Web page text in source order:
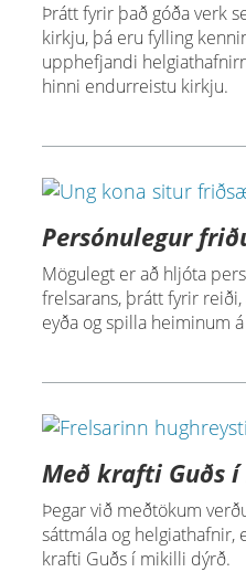
Þrátt fyrir það góða verk
kirkju, þá eru fylling
upphefjandi
hinni endurreistu kirkju.
Persónulegur
Mögulegt er að hljóta
frelsarans, þrátt fyrir
eyða og spilla heiminum
Með krafti Guðs
Þegar við meðtökum
sáttmála og helgiathafnir,
krafti Guðs í mikilli dýrð.